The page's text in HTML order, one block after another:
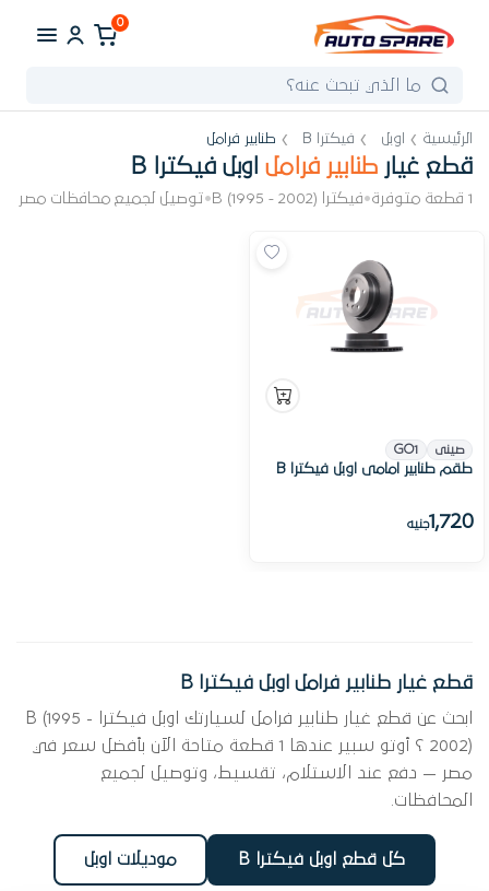
0
الرئيسية اوبل فيكترا B طنابير فرامل
قطع غيار طنابير فرامل اوبل فيكترا B
1 قطعة متوفرة •فيكترا B (1995 - 2002) •توصيل لجميع محافظات مصر
صينى GO1
طقم طنابير امامى اوبل فيكترا B
1,720جنيه
قطع غيار طنابير فرامل اوبل فيكترا B
ابحث عن قطع غيار طنابير فرامل لسيارتك اوبل فيكترا B (1995 -
2002) ؟ أوتو سبير عندها 1 قطعة متاحة الآن بأفضل سعر في
مصر — دفع عند الاستلام، تقسيط، وتوصيل لجميع
المحافظات.
كل قطع اوبل فيكترا B موديلات اوبل